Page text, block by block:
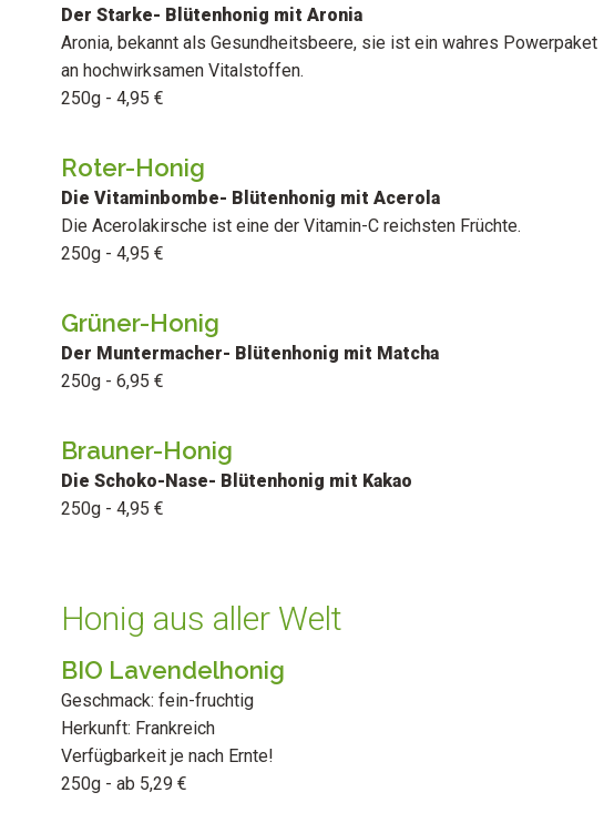
Der Starke- Blütenhonig mit Aronia
Aronia, bekannt als Gesundheitsbeere, sie ist ein wahres Powerpaket
an hochwirksamen Vitalstoffen.
250g - 4,95 €
Roter-Honig
Die Vitaminbombe- Blütenhonig mit Acerola
Die Acerolakirsche ist eine der Vitamin-C reichsten Früchte.
250g - 4,95 €
Grüner-Honig
Der Muntermacher- Blütenhonig mit Matcha
250g - 6,95 €
Brauner-Honig
Die Schoko-Nase- Blütenhonig mit Kakao
250g - 4,95 €
Honig aus aller Welt
BIO Lavendelhonig
Geschmack: fein-fruchtig
Herkunft: Frankreich
Verfügbarkeit je nach Ernte!
250g - ab 5,29 €